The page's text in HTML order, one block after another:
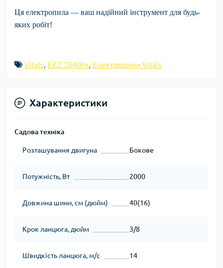
Ця електропила — ваш надійний інструмент для будь-
яких робіт!
Vitals, EKZ 2040m, Електропили Vitals
Характеристики
Садова техніка
Розташування двигуна Бокове
Потужність, Вт 2000
Довжина шини, см (дюйм) 40(16)
Крок ланцюга, дюйм 3/8
Швидкість ланцюга, м/с 14